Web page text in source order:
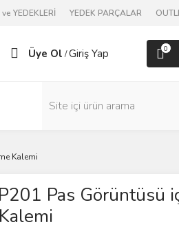
YEDEKLERİ YEDEK PARÇALAR
Üye Ol /Giriş Yap 0
Kalemi
Pas Görüntüsü